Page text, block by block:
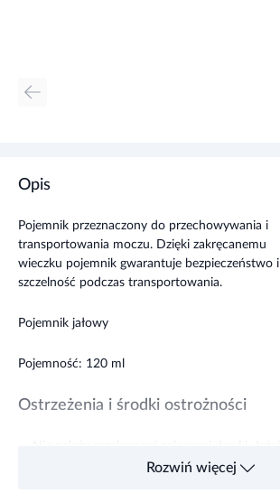
Opis
Pojemnik przeznaczony do przechowywania i
transportowania moczu. Dzięki zakręcanemu
wieczku pojemnik gwarantuje bezpieczeństwo i
szczelność podczas transportowania.
Pojemnik jałowy
Pojemność: 120 ml
Ostrzeżenia i środki ostrożności
dolegliwości nie ustępują po 7 dniach należy
Rozwiń więcej